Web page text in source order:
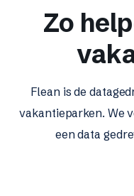
Zo
Flean is de
vakantieparken. We
een data